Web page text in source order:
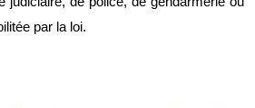
par la loi.